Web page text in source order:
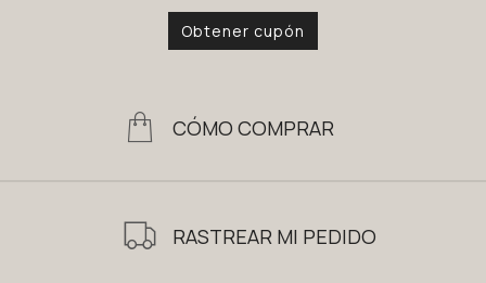
Obtener cupón
CÓMO COMPRAR
RASTREAR MI PEDIDO